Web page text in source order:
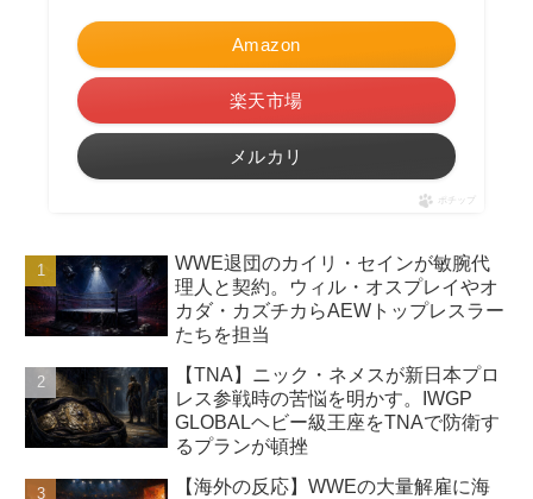
Amazon
楽天市場
メルカリ
ポチップ
WWE退団のカイリ・セインが敏腕代
理人と契約。ウィル・オスプレイやオ
カダ・カズチカらAEWトップレスラー
たちを担当
【TNA】ニック・ネメスが新日本プロ
レス参戦時の苦悩を明かす。IWGP
GLOBALヘビー級王座をTNAで防衛す
るプランが頓挫
【海外の反応】WWEの大量解雇に海